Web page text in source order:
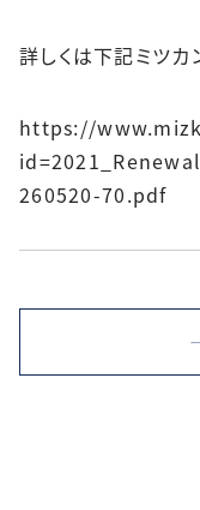
詳しくは下記ミツカ
https://
260520-70.pdf